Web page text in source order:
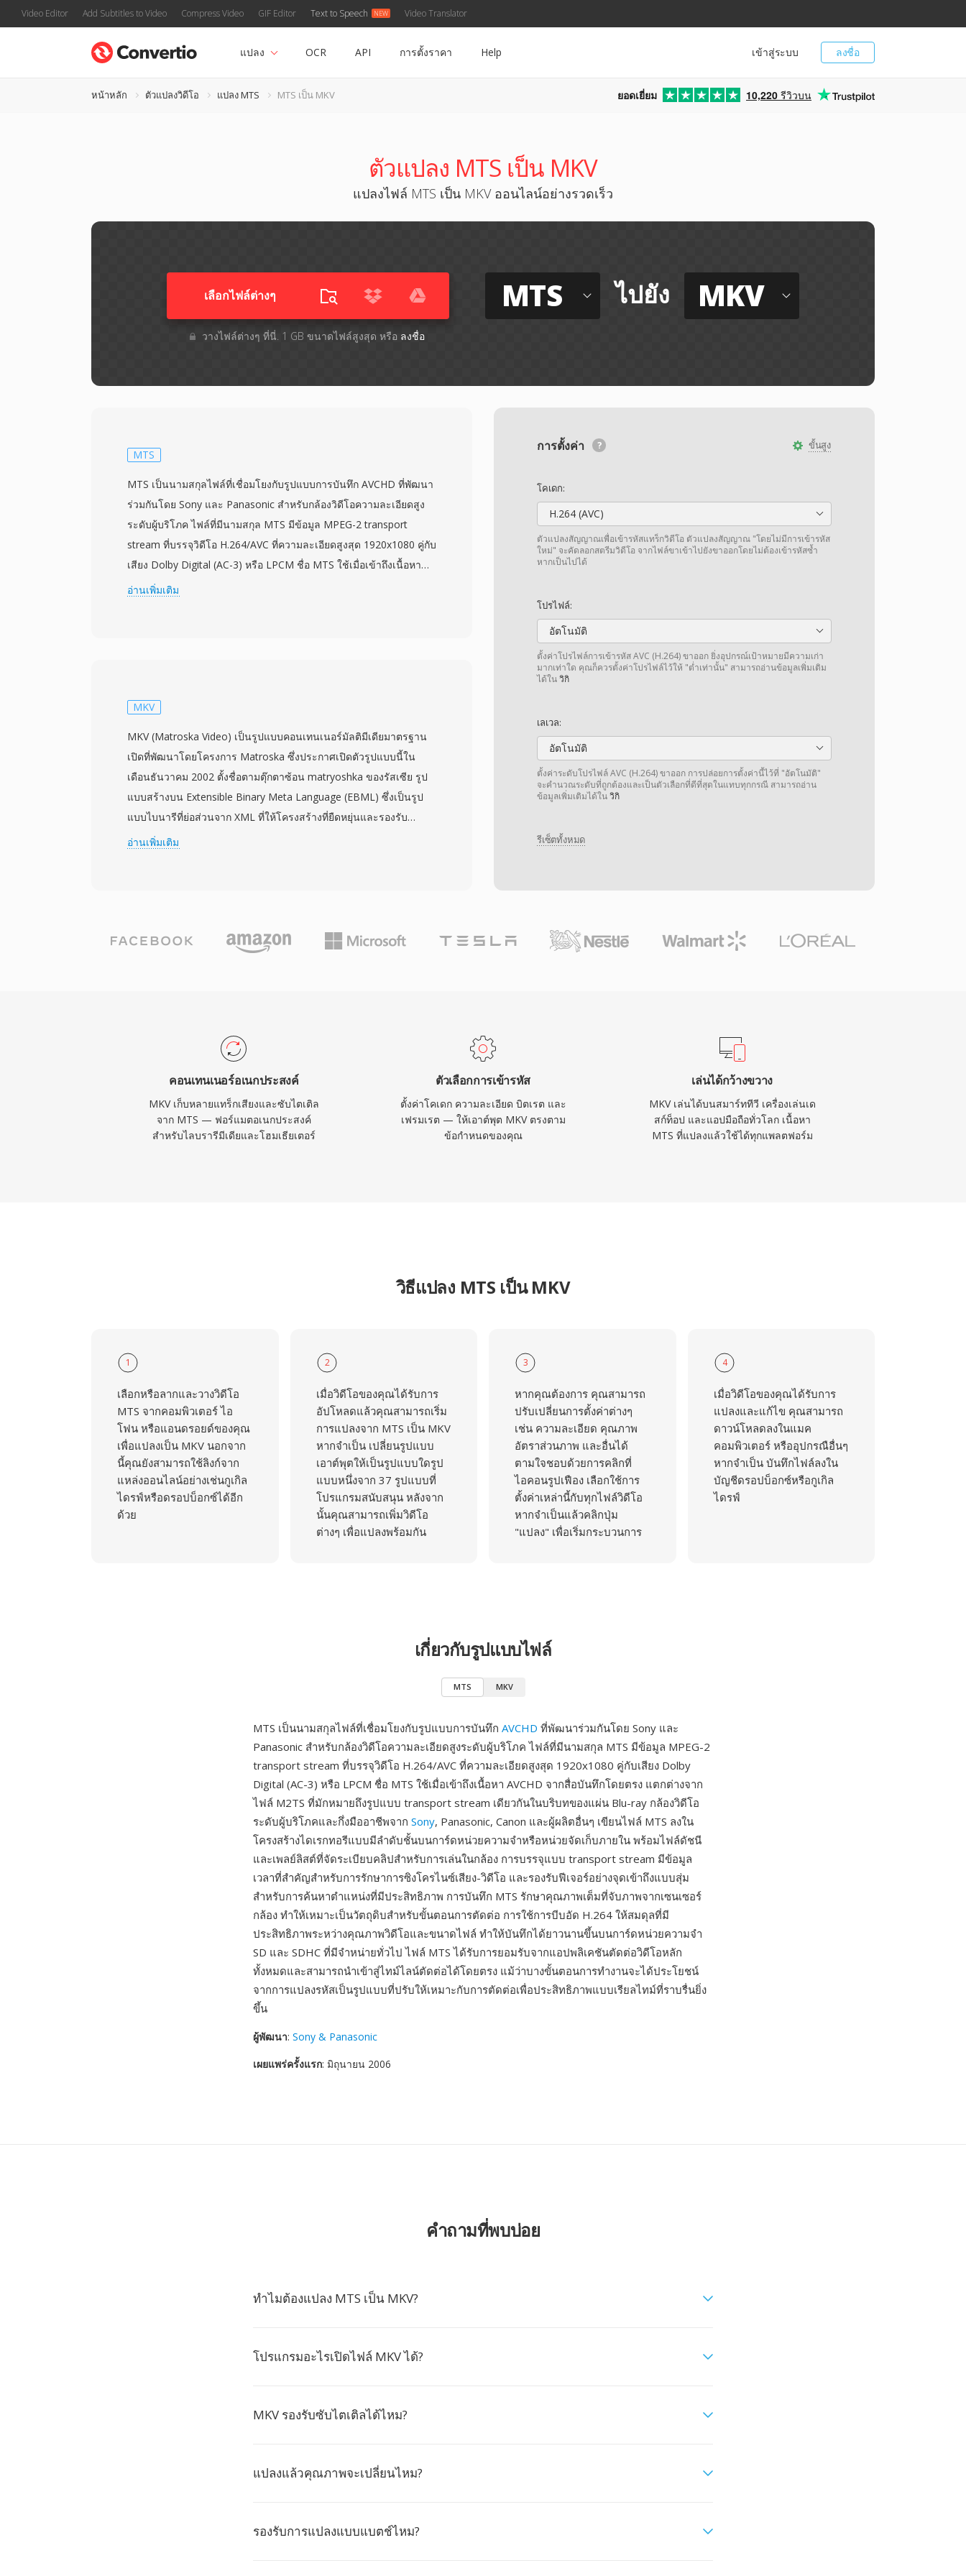
Video Editor Add Subtitles to Video Compress Video GIF Editor Text to Speech Video Translator
ลงชื่อ
เข้าสู่ระบบ
แปลง OCR API การตั้งราคา Help
หน้าหลัก ตัวแปลงวิดีโอ แปลง MTS MTS เป็น MKV ยอดเยี่ยม 10,220 รีวิวบน
ตัวแปลง MTS เป็น MKV
แปลงไฟล์ MTS เป็น MKV ออนไลน์อย่างรวดเร็ว
เลือกไฟล์ต่างๆ​
วางไฟล์ต่างๆ​ ที่นี่. 1 GB ขนาดไฟล์สูงสุด หรือ ลงชื่อ
MTS ไปยัง MKV
ขั้นสูง
การตั้งค่า
โคเดก:
H.264 (AVC)
ตัวแปลงสัญญาณเพื่อเข้ารหัสแทร็กวิดีโอ ตัวแปลงสัญญาณ "โดยไม่มีการเข้ารหัส
ใหม่" จะคัดลอกสตรีมวิดีโอ จากไฟล์ขาเข้าไปยังขาออกโดยไม่ต้องเข้ารหัสซ้ำ
หากเป็นไปได้
โปรไฟล์:
อัตโนมัติ
ตั้งค่าโปรไฟล์การเข้ารหัส AVC (H.264) ขาออก ยิ่งอุปกรณ์เป้าหมายมีความเก่า
มากเท่าใด คุณก็ควรตั้งค่าโปรไฟล์ไว้ให้ "ต่ำเท่านั้น" สามารถอ่านข้อมูลเพิ่มเติม
ได้ในวิกิ
เลเวล:
อัตโนมัติ
ตั้งค่าระดับโปรไฟล์ AVC (H.264) ขาออก การปล่อยการตั้งค่านี้ไว้ที่ "อัตโนมัติ"
จะคำนวณระดับที่ถูกต้องและเป็นตัวเลือกที่ดีที่สุดในแทบทุกกรณี สามารถอ่าน
ข้อมูลเพิ่มเติมได้ในวิกิ
รีเซ็ตทั้งหมด
MTS
MTS เป็นนามสกุลไฟล์ที่เชื่อมโยงกับรูปแบบการบันทึก AVCHD ที่พัฒนา
ร่วมกันโดย Sony และ Panasonic สำหรับกล้องวิดีโอความละเอียดสูง
ระดับผู้บริโภค ไฟล์ที่มีนามสกุล MTS มีข้อมูล MPEG-2 transport
stream ที่บรรจุวิดีโอ H.264/AVC ที่ความละเอียดสูงสุด 1920x1080 คู่กับ
เสียง Dolby Digital (AC-3) หรือ LPCM ชื่อ MTS ใช้เมื่อเข้าถึงเนื้อหา
AVCHD จากสื่อบันทึกโดยตรง แตกต่างจากไฟล์ M2TS ที่มักหมายถึงรูป
stream มีข้อมูลเวลาที่สำคัญสำหรับการรักษาการซิงโครไนซ์เสียง-
ที่มีประสิทธิภาพ การบันทึก MTS รักษาคุณภาพเต็มที่จับภาพจาก
เซนเซอร์กล้อง ทำให้เหมาะเป็นวัตถุดิบสำหรับขั้นตอนการตัดต่อ การใช้
การบีบอัด H.264 ให้สมดุลที่มีประสิทธิภาพระหว่างคุณภาพวิดีโอและ
ขนาดไฟล์ ทำให้บันทึกได้ยาวนานขึ้นบนการ์ดหน่วยความจำ SD และ
SDHC ที่มีจำหน่ายทั่วไป ไฟล์ MTS ได้รับการยอมรับจากแอปพลิเคชัน
ตัดต่อวิดีโอหลักทั้งหมดและสามารถนำเข้าสู่ไทม์ไลน์ตัดต่อได้โดยตรง
อ่านเพิ่มเติม
MKV
MKV (Matroska Video) เป็นรูปแบบคอนเทนเนอร์มัลติมีเดียมาตรฐาน
เปิดที่พัฒนาโดยโครงการ Matroska ซึ่งประกาศเปิดตัวรูปแบบนี้ใน
เดือนธันวาคม 2002 ตั้งชื่อตามตุ๊กตาซ้อน matryoshka ของรัสเซีย รูป
แบบสร้างบน Extensible Binary Meta Language (EBML) ซึ่งเป็นรูป
แบบไบนารีที่ย่อส่วนจาก XML ที่ให้โครงสร้างที่ยืดหยุ่นและรองรับ
อนาคต MKV สามารถเก็บแทร็กวิดีโอ เสียง และคำบรรยายได้ไม่จำกัด
ASS แบบมีสไตล์ที่ซับซ้อน และแทร็ก PGS แบบบิตแมปจากแผ่น Blu-ray
MKV ยังรองรับตัวบ่งชี้บท ไฟล์แนบ (เช่น ฟอนต์ที่จำเป็นสำหรับคำ
อนุญาต ซึ่งผลักดันให้มีการนำไปใช้อย่างกว้างขวางในเครื่องเล่นสื่อ
เครื่องมือสตรีมมิง และซอฟต์แวร์เข้ารหัส ความสามารถในการรวมตัว
แปลงสัญญาณผสมใดก็ได้ในไฟล์เดียวที่จัดระเบียบดี ทำให้ MKV เป็น
คอนเทนเนอร์ที่ได้รับความนิยมสูงสุดสำหรับการเผยแพร่วิดีโอคุณภาพสูง
การเก็บถาวร และคลังสื่อส่วนตัว
อ่านเพิ่มเติม
คอนเทนเนอร์อเนกประสงค์
MKV เก็บหลายแทร็กเสียงและซับไตเติล
จาก MTS — ฟอร์แมตอเนกประสงค์
สำหรับไลบรารีมีเดียและโฮมเธียเตอร์
ตัวเลือกการเข้ารหัส
ตั้งค่าโคเดก ความละเอียด บิตเรต และ
เฟรมเรต — ให้เอาต์พุต MKV ตรงตาม
ข้อกำหนดของคุณ
เล่นได้กว้างขวาง
MKV เล่นได้บนสมาร์ททีวี เครื่องเล่นเด
สก์ท็อป และแอปมือถือทั่วโลก เนื้อหา
MTS ที่แปลงแล้วใช้ได้ทุกแพลตฟอร์ม
วิธีแปลง MTS เป็น MKV
1
เลือกหรือลากและวางวิดีโอ
MTS จากคอมพิวเตอร์ ไอ
โฟน หรือแอนดรอยด์ของคุณ
เพื่อแปลงเป็น MKV นอกจาก
นี้คุณยังสามารถใช้ลิงก์จาก
แหล่งออนไลน์อย่างเช่นกูเกิล
ไดรฟ์หรือดรอปบ็อกซ์ได้อีก
ด้วย
2
เมื่อวิดีโอของคุณได้รับการ
อัปโหลดแล้วคุณสามารถเริ่ม
การแปลงจาก MTS เป็น MKV
หากจำเป็น เปลี่ยนรูปแบบ
เอาต์พุตให้เป็นรูปแบบใดรูป
แบบหนึ่งจาก 37 รูปแบบที่
โปรแกรมสนับสนุน หลังจาก
นั้นคุณสามารถเพิ่มวิดีโอ
ต่างๆ เพื่อแปลงพร้อมกัน
3
หากคุณต้องการ คุณสามารถ
ปรับเปลี่ยนการตั้งค่าต่างๆ
เช่น ความละเอียด คุณภาพ
อัตราส่วนภาพ และอื่นได้
ตามใจชอบด้วยการคลิกที่
ไอคอนรูปเฟือง เลือกใช้การ
ตั้งค่าเหล่านี้กับทุกไฟล์วิดีโอ
หากจำเป็นแล้วคลิกปุ่ม
"แปลง" เพื่อเริ่มกระบวนการ
4
เมื่อวิดีโอของคุณได้รับการ
แปลงและแก้ไข คุณสามารถ
ดาวน์โหลดลงในแมค
คอมพิวเตอร์ หรืออุปกรณือื่นๆ
หากจำเป็น บันทึกไฟล์ลงใน
บัญชีดรอปบ็อกซ์หรือกูเกิล
ไดรฟ์
เกี่ยวกับรูปแบบไฟล์
MTS MKV
MTS เป็นนามสกุลไฟล์ที่เชื่อมโยงกับรูปแบบการบันทึก AVCHD ที่พัฒนาร่วมกันโดย Sony และ
Panasonic สำหรับกล้องวิดีโอความละเอียดสูงระดับผู้บริโภค ไฟล์ที่มีนามสกุล MTS มีข้อมูล MPEG-2
transport stream ที่บรรจุวิดีโอ H.264/AVC ที่ความละเอียดสูงสุด 1920x1080 คู่กับเสียง Dolby
Digital (AC-3) หรือ LPCM ชื่อ MTS ใช้เมื่อเข้าถึงเนื้อหา AVCHD จากสื่อบันทึกโดยตรง แตกต่างจาก
ไฟล์ M2TS ที่มักหมายถึงรูปแบบ transport stream เดียวกันในบริบทของแผ่น Blu-ray กล้องวิดีโอ
ระดับผู้บริโภคและกึ่งมืออาชีพจาก Sony, Panasonic, Canon และผู้ผลิตอื่นๆ เขียนไฟล์ MTS ลงใน
โครงสร้างไดเรกทอรีแบบมีลำดับชั้นบนการ์ดหน่วยความจำหรือหน่วยจัดเก็บภายใน พร้อมไฟล์ดัชนี
และเพลย์ลิสต์ที่จัดระเบียบคลิปสำหรับการเล่นในกล้อง การบรรจุแบบ transport stream มีข้อมูล
เวลาที่สำคัญสำหรับการรักษาการซิงโครไนซ์เสียง-วิดีโอ และรองรับฟีเจอร์อย่างจุดเข้าถึงแบบสุ่ม
สำหรับการค้นหาตำแหน่งที่มีประสิทธิภาพ การบันทึก MTS รักษาคุณภาพเต็มที่จับภาพจากเซนเซอร์
กล้อง ทำให้เหมาะเป็นวัตถุดิบสำหรับขั้นตอนการตัดต่อ การใช้การบีบอัด H.264 ให้สมดุลที่มี
ประสิทธิภาพระหว่างคุณภาพวิดีโอและขนาดไฟล์ ทำให้บันทึกได้ยาวนานขึ้นบนการ์ดหน่วยความจำ
SD และ SDHC ที่มีจำหน่ายทั่วไป ไฟล์ MTS ได้รับการยอมรับจากแอปพลิเคชันตัดต่อวิดีโอหลัก
ทั้งหมดและสามารถนำเข้าสู่ไทม์ไลน์ตัดต่อได้โดยตรง แม้ว่าบางขั้นตอนการทำงานจะได้ประโยชน์
จากการแปลงรหัสเป็นรูปแบบที่ปรับให้เหมาะกับการตัดต่อเพื่อประสิทธิภาพแบบเรียลไทม์ที่ราบรื่นยิ่ง
ขึ้น
ผู้พัฒนา: Sony & Panasonic
เผยแพร่ครั้งแรก: มิถุนายน 2006
คำถามที่พบบ่อย
ทำไมต้องแปลง MTS เป็น MKV?
โปรแกรมอะไรเปิดไฟล์ MKV ได้?
MKV รองรับซับไตเติลได้ไหม?
แปลงแล้วคุณภาพจะเปลี่ยนไหม?
รองรับการแปลงแบบแบตช์ไหม?